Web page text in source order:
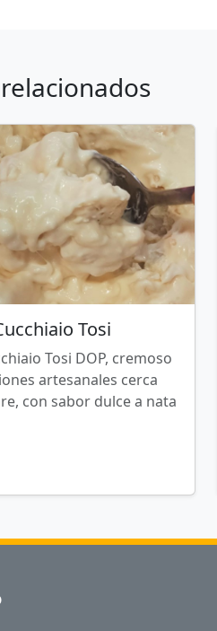
Tosi
Tosi DOP, cremoso
artesanales cerca
con sabor dulce a nata